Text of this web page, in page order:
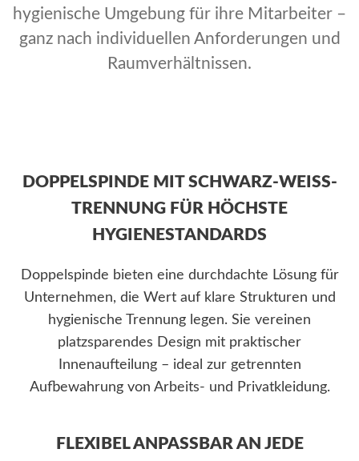
hygienische Umgebung für ihre Mitarbeiter –
ganz nach individuellen Anforderungen und
Raumverhältnissen.
DOPPELSPINDE MIT SCHWARZ-WEISS-T
RENNUNG FÜR HÖCHSTE H
YGIENESTANDARDS
Doppelspinde bieten eine durchdachte Lösung für
Unternehmen, die Wert auf klare Strukturen und
hygienische Trennung legen. Sie vereinen
platzsparendes Design mit praktischer
Innenaufteilung – ideal zur getrennten
Aufbewahrung von Arbeits- und Privatkleidung.
FLEXIBEL ANPASSBAR AN JEDE